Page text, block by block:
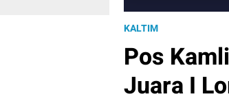
KALTIM
Pos
Juara I